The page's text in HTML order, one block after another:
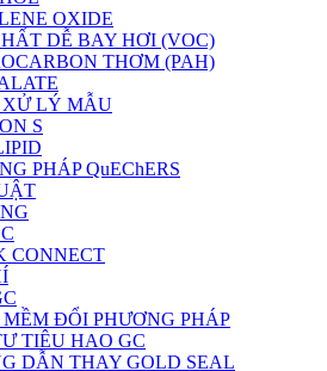
OXIDE
DỄ BAY HƠI (VOC)
THƠM (PAH)
XỬ LÝ MẪU
S
PHÁP QuEChERS
CONNECT
ĐỔI PHƯƠNG PHÁP
TIÊU HAO GC
DẪN THAY GOLD SEAL